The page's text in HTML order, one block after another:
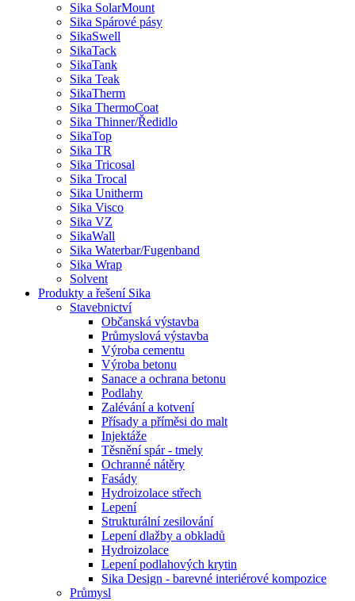
Sika SolarMount
Sika Spárové pásy
SikaSwell
SikaTack
SikaTank
Sika Teak
SikaTherm
Sika ThermoCoat
Sika Thinner/Ředidlo
SikaTop
Sika TR
Sika Tricosal
Sika Trocal
Sika Unitherm
Sika Visco
Sika VZ
SikaWall
Sika Waterbar/Fugenband
Sika Wrap
Solvent
Produkty a řešení Sika
Stavebnictví
Občanská výstavba
Průmyslová výstavba
Výroba cementu
Výroba betonu
Sanace a ochrana betonu
Podlahy
Zalévání a kotvení
Přísady a příměsi do malt
Injektáže
Těsnění spár - tmely
Ochranné nátěry
Fasády
Hydroizolace střech
Lepení
Strukturální zesilování
Lepení dlažby a obkladů
Hydroizolace
Lepení podlahových krytin
Sika Design - barevné interiérové kompozice
Průmysl